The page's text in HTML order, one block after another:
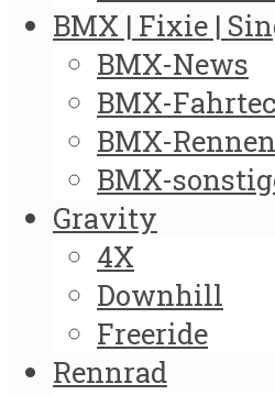
BMX | Fixie |
BMX-News
BMX-
BMX-Rennen
BMX-
Gravity
4X
Downhill
Freeride
Rennrad